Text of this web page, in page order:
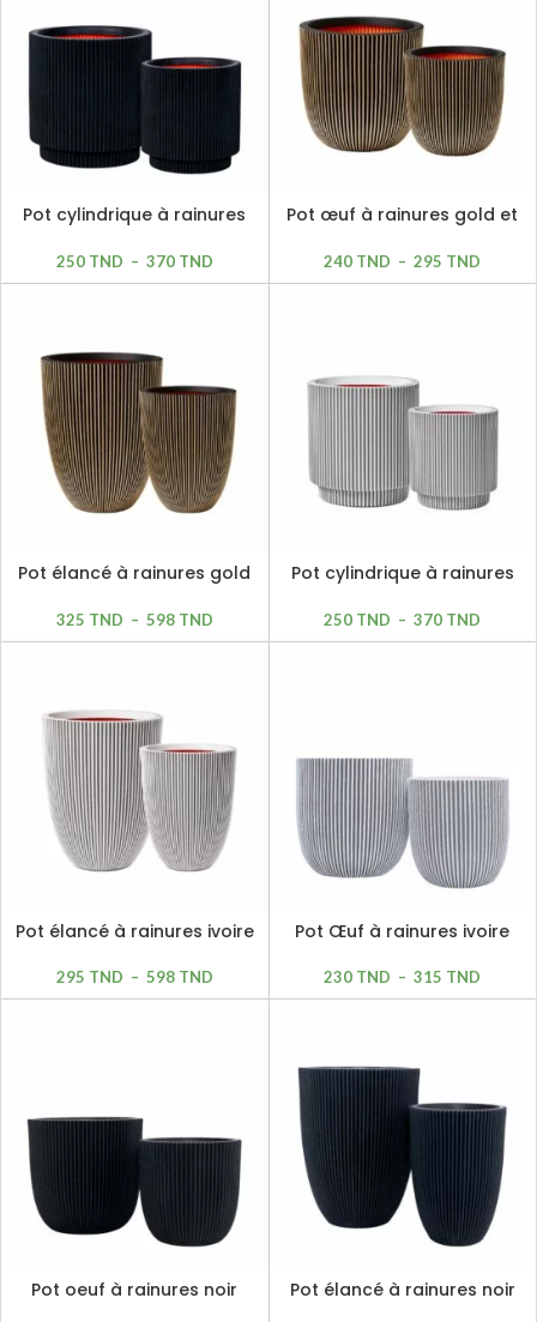
Pot cylindrique à rainures
250 TND – 370 TND
Pot œuf à rainures gold et
240 TND – 295 TND
Pot élancé à rainures gold
325 TND – 598 TND
Pot cylindrique à rainures
250 TND – 370 TND
Pot élancé à rainures ivoire
295 TND – 598 TND
Pot Œuf à rainures ivoire
230 TND – 315 TND
Pot oeuf à rainures noir Pot élancé à rainures noir